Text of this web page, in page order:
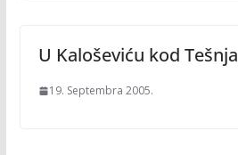
U Kaloševiću kod Tešnja
19. Septembra 2005.